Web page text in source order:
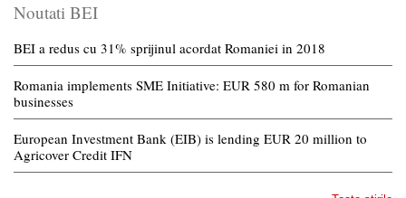
Noutati BEI
BEI a redus cu 31% sprijinul acordat Romaniei in 2018
Romania implements SME Initiative: EUR 580 m for Romanian
businesses
European Investment Bank (EIB) is lending EUR 20 million to
Agricover Credit IFN